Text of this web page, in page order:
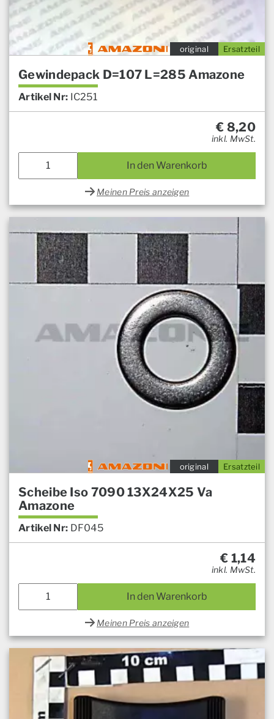
Ersatzteil
original
Gewindepack D=107 L=285 Amazone
Artikel Nr: IC251
€ 8,20
inkl. MwSt.
In den Warenkorb
Meinen Preis anzeigen
Ersatzteil
original
Scheibe Iso 7090 13X24X25 Va
Amazone
Artikel Nr: DF045
€ 1,14
inkl. MwSt.
In den Warenkorb
Meinen Preis anzeigen